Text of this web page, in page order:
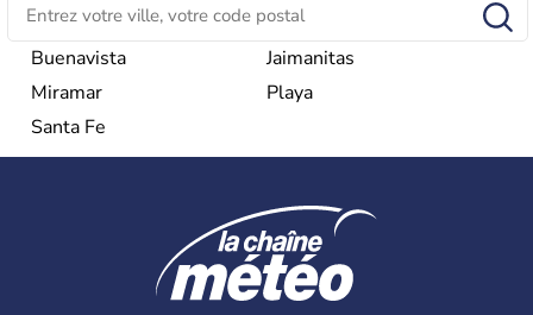
Buenavista
Jaimanitas
Miramar
Playa
Santa Fe